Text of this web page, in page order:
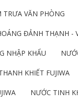
TRƯA VĂN PHÒNG
ĐẢNH THẠNH -
NHẬP KHẨU
KHIẾT FUJIWA
NƯỚC TINH